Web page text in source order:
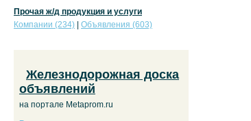
Прочая ж/д продукция и услуги
Компании (234)
Объявления (603)
Железнодорожная доска
объявлений
на портале Metaprom.ru